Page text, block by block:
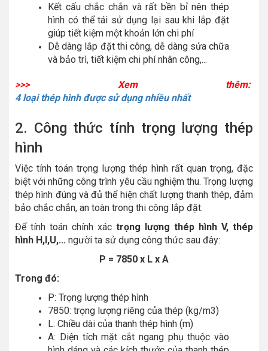
Kết cấu chắc chắn và rất bền bỉ nên thép
hình có thể tái sử dụng lại sau khi lắp đặt
giúp tiết kiệm một khoản lớn chi phí
Dễ dàng lắp đặt thi công, dễ dàng sửa chữa
và bảo trì, tiết kiệm chi phí nhân công,...
>>> Xem thêm:
4 loại thép hình được sử dụng nhiều nhất
2. Công thức tính trọng lượng thép
hình
Việc tính toán trọng lượng thép hình rất quan trọng, đặc
biệt với những công trình yêu cầu nghiệm thu. Trọng lượng
thép hình đúng và đủ thể hiện chất lượng thanh thép, đảm
bảo chắc chắn, an toàn trong thi công lắp đặt.
Để tính toán chính xác trọng lượng thép hình V, thép
hình H,I,U,... người ta sử dụng công thức sau đây:
P = 7850 x L x A
Trong đó:
P: Trọng lượng thép hình
7850: trọng lượng riêng của thép (kg/m3)
L: Chiều dài của thanh thép hình (m)
A: Diện tích mặt cắt ngang phụ thuộc vào